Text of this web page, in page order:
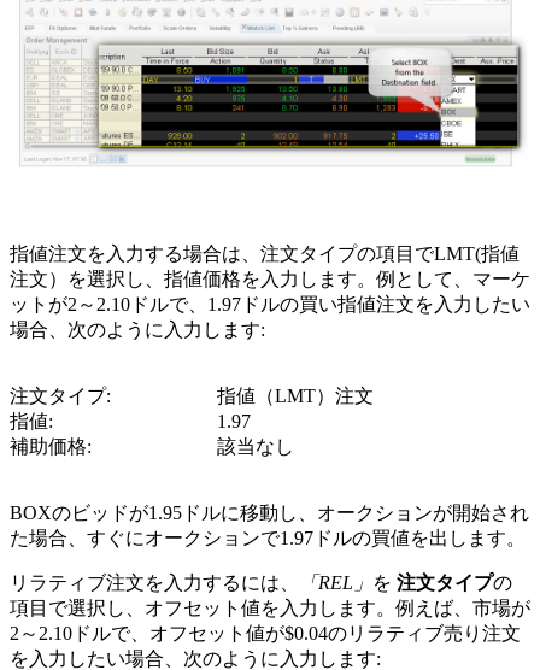
指値注文を入力する場合は、注文タイプの項目でLMT(指値
注文）を選択し、指値価格を入力します。例として、マーケ
ットが2～2.10ドルで、1.97ドルの買い指値注文を入力したい
場合、次のように入力します:
注文タイプ:
指値（LMT）注文
指値:
1.97
補助価格:
該当なし
BOXのビッドが1.95ドルに移動し、オークションが開始され
た場合、すぐにオークションで1.97ドルの買値を出します。
リラティブ注文を入力するには、 「REL」 を 注文タイプの
項目で選択し、オフセット値を入力します。例えば、市場が
2～2.10ドルで、オフセット値が$0.04のリラティブ売り注文
を入力したい場合、次のように入力します: